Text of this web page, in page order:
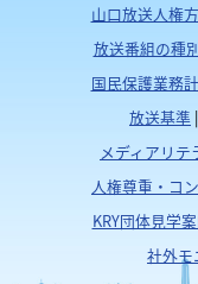
山口放送人権
放送番組の種
国民保護業務
放送基準 |
メディアリ
人権尊重・コ
KRY団体見学
社外モ